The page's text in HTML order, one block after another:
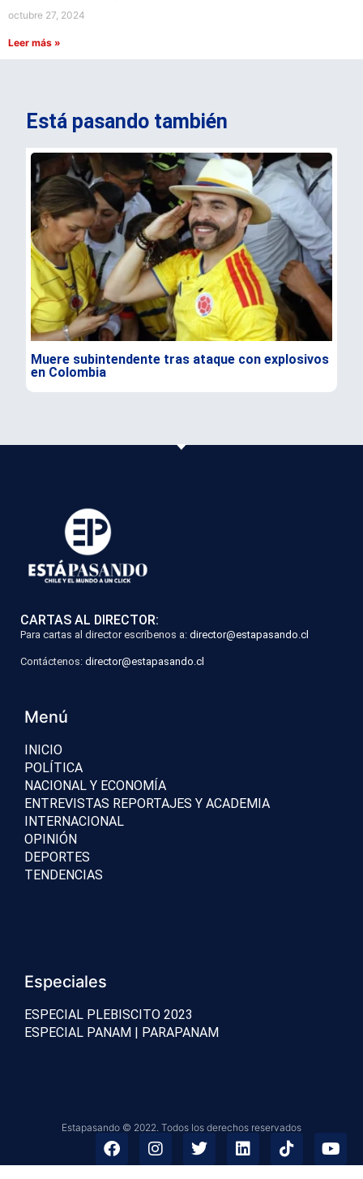
octubre 27, 2024
Leer más »
Está pasando también
Muere subintendente tras ataque con explosivos
en Colombia
CARTAS AL DIRECTOR:
Para cartas al director escríbenos a: director@estapasando.cl
Contáctenos: director@estapasando.cl
Menú
INICIO
POLÍTICA
NACIONAL Y ECONOMÍA
ENTREVISTAS REPORTAJES Y ACADEMIA
INTERNACIONAL
OPINIÓN
DEPORTES
TENDENCIAS
Especiales
ESPECIAL PLEBISCITO 2023
ESPECIAL PANAM | PARAPANAM
Estapasando © 2022. Todos los derechos reservados